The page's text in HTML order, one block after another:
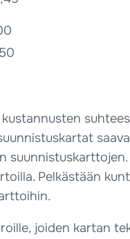
Pelkästään
joiden kartan